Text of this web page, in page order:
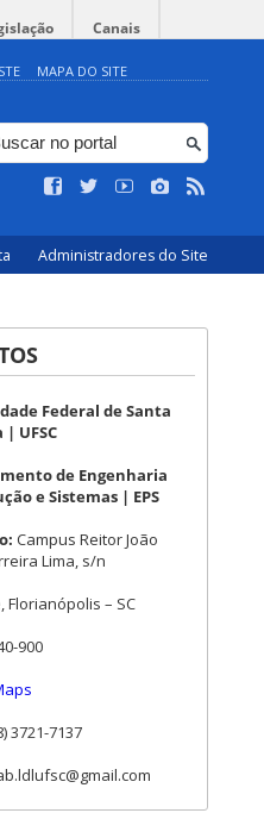
Canais
MAPA DO SITE
Administradores do Site
Federal de Santa
UFSC
de Engenharia
e Sistemas | EPS
Campus Reitor João
Lima, s/n
Florianópolis – SC
900
3721-7137